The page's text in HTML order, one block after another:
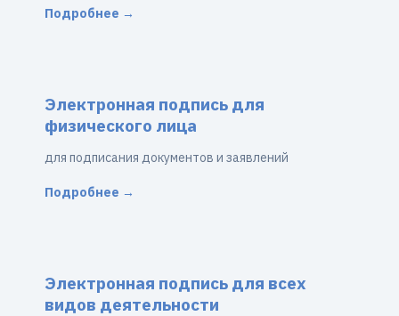
Подробнее →
Электронная подпись для
физического лица
для подписания документов и заявлений
Подробнее →
Электронная подпись для всех
видов деятельности